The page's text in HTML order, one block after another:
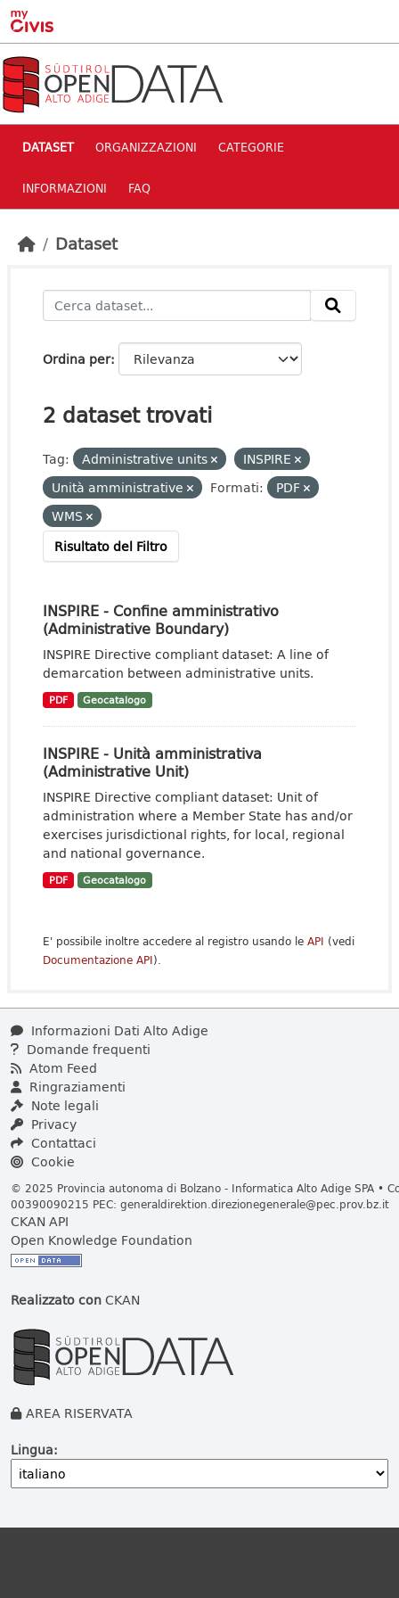
Skip to main content
DATASET ORGANIZZAZIONI CATEGORIE
INFORMAZIONI FAQ
Dataset
Ordina per
2 dataset trovati
Tag: Administrative units
INSPIRE
Unità amministrative
Formati:
PDF
WMS
Risultato del Filtro
INSPIRE - Confine amministrativo
(Administrative Boundary)
INSPIRE Directive compliant dataset: A line of
demarcation between administrative units.
PDF Geocatalogo
INSPIRE - Unità amministrativa
(Administrative Unit)
INSPIRE Directive compliant dataset: Unit of
administration where a Member State has and/or
exercises jurisdictional rights, for local, regional
and national governance.
PDF Geocatalogo
E' possibile inoltre accedere al registro usando le API (vedi
Documentazione API).
Informazioni Dati Alto Adige
Domande frequenti
Atom Feed
Ringraziamenti
Note legali
Privacy
Contattaci
Cookie
© 2025 Provincia autonoma di Bolzano - Informatica Alto Adige SPA •
00390090215 PEC: generaldirektion.direzionegenerale@pec.prov.bz.it
CKAN API
Open Knowledge Foundation
Realizzato conCKAN
AREA RISERVATA
Lingua